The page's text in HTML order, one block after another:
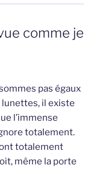
comme je
pas égaux
lunettes, il existe
l’immense
totalement.
totalement
même la porte